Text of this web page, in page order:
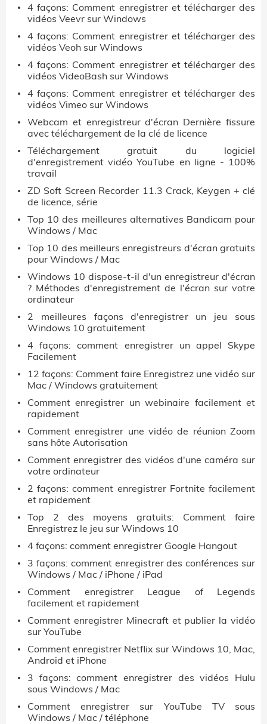
4 façons: Comment enregistrer et télécharger des
vidéos Veevr sur Windows
4 façons: Comment enregistrer et télécharger des
vidéos Veoh sur Windows
4 façons: Comment enregistrer et télécharger des
vidéos VideoBash sur Windows
4 façons: Comment enregistrer et télécharger des
vidéos Vimeo sur Windows
Webcam et enregistreur d'écran Dernière fissure
avec téléchargement de la clé de licence
Téléchargement gratuit du logiciel
d'enregistrement vidéo YouTube en ligne - 100%
travail
ZD Soft Screen Recorder 11.3 Crack, Keygen + clé
de licence, série
Top 10 des meilleures alternatives Bandicam pour
Windows / Mac
Top 10 des meilleurs enregistreurs d'écran gratuits
pour Windows / Mac
Windows 10 dispose-t-il d'un enregistreur d'écran
? Méthodes d'enregistrement de l'écran sur votre
ordinateur
2 meilleures façons d'enregistrer un jeu sous
Windows 10 gratuitement
4 façons: comment enregistrer un appel Skype
Facilement
12 façons: Comment faire Enregistrez une vidéo sur
Mac / Windows gratuitement
Comment enregistrer un webinaire facilement et
rapidement
Comment enregistrer une vidéo de réunion Zoom
sans hôte Autorisation
Comment enregistrer des vidéos d'une caméra sur
votre ordinateur
2 façons: comment enregistrer Fortnite facilement
et rapidement
Top 2 des moyens gratuits: Comment faire
Enregistrez le jeu sur Windows 10
4 façons: comment enregistrer Google Hangout
3 façons: comment enregistrer des conférences sur
Windows / Mac / iPhone / iPad
Comment enregistrer League of Legends
facilement et rapidement
Comment enregistrer Minecraft et publier la vidéo
sur YouTube
Comment enregistrer Netflix sur Windows 10, Mac,
Android et iPhone
3 façons: comment enregistrer des vidéos Hulu
sous Windows / Mac
Comment enregistrer sur YouTube TV sous
Windows / Mac / téléphone